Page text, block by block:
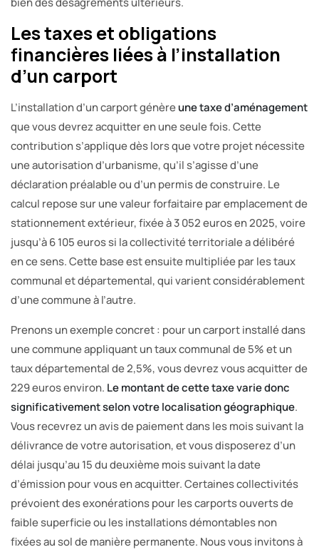
Les taxes et obligations
financières liées à l’installation
d’un carport
L’installation d’un carport génèreune taxe d’aménagement
que vous devrez acquitter en une seule fois. Cette
contribution s’applique dès lors que votre projet nécessite
une autorisation d’urbanisme, qu’il s’agisse d’une
déclaration préalable ou d’un permis de construire. Le
calcul repose sur une valeur forfaitaire par emplacement de
stationnement extérieur, fixée à 3 052 euros en 2025, voire
jusqu’à 6 105 euros si la collectivité territoriale a délibéré
en ce sens. Cette base est ensuite multipliée par les taux
communal et départemental, qui varient considérablement
d’une commune à l’autre.
Prenons un exemple concret : pour un carport installé dans
une commune appliquant un taux communal de 5% et un
taux départemental de 2,5%, vous devrez vous acquitter de
229 euros environ. Le montant de cette taxe varie donc
significativement selon votre localisation géographique.
Vous recevrez un avis de paiement dans les mois suivant la
délivrance de votre autorisation, et vous disposerez d’un
délai jusqu’au 15 du deuxième mois suivant la date
d’émission pour vous en acquitter. Certaines collectivités
prévoient des exonérations pour les carports ouverts de
faible superficie ou les installations démontables non
fixées au sol de manière permanente. Nous vous invitons à